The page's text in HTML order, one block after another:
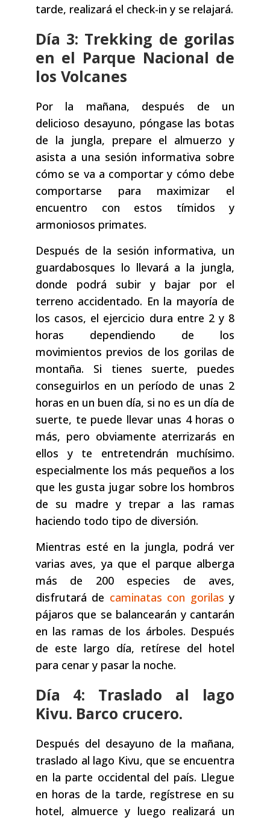
tarde, realizará el check-in y se relajará.
Día 3: Trekking de gorilas
en el Parque Nacional de
los Volcanes
Por la mañana, después de un
delicioso desayuno, póngase las botas
de la jungla, prepare el almuerzo y
asista a una sesión informativa sobre
cómo se va a comportar y cómo debe
comportarse para maximizar el
encuentro con estos tímidos y
armoniosos primates.
Después de la sesión informativa, un
guardabosques lo llevará a la jungla,
donde podrá subir y bajar por el
terreno accidentado. En la mayoría de
los casos, el ejercicio dura entre 2 y 8
horas dependiendo de los
movimientos previos de los gorilas de
montaña. Si tienes suerte, puedes
conseguirlos en un período de unas 2
horas en un buen día, si no es un día de
suerte, te puede llevar unas 4 horas o
más, pero obviamente aterrizarás en
ellos y te entretendrán muchísimo.
especialmente los más pequeños a los
que les gusta jugar sobre los hombros
de su madre y trepar a las ramas
haciendo todo tipo de diversión.
Mientras esté en la jungla, podrá ver
varias aves, ya que el parque alberga
más de 200 especies de aves,
disfrutará de caminatas con gorilas y
pájaros que se balancearán y cantarán
en las ramas de los árboles. Después
de este largo día, retírese del hotel
para cenar y pasar la noche.
Día 4: Traslado al lago
Kivu. Barco crucero.
Después del desayuno de la mañana,
traslado al lago Kivu, que se encuentra
en la parte occidental del país. Llegue
en horas de la tarde, regístrese en su
hotel, almuerce y luego realizará un